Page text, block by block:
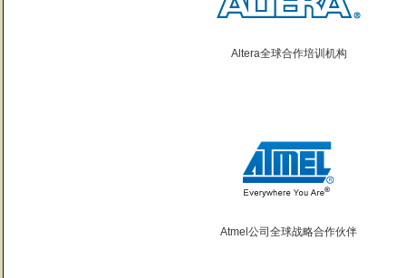
Altera全球合作培训机构
Atmel公司全球战略合作伙伴
曙海的andriod 系统与应用培训完全符合了我公司的要求，达到了我公司培训的
曙海培训DSP2000的老师，上课思路清晰，口齿清楚，由浅入深，重点突出，培